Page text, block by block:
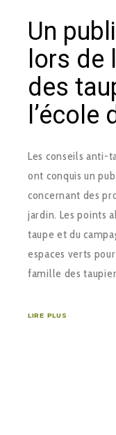
Un
lors de
des
l’école
Les conseils anti-
ont conquis un
concernant des
jardin. Les points
taupe et du
espaces verts
famille des
LIRE PLUS